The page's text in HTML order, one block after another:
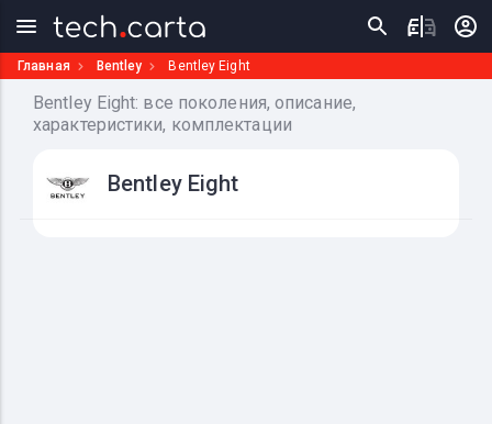
Главная Bentley Bentley Eight
Bentley Eight: все поколения, описание,
характеристики, комплектации
Bentley Eight